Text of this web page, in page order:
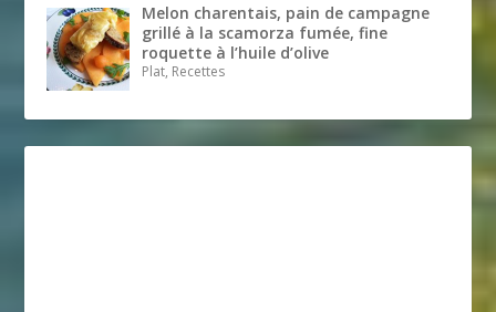
Melon charentais, pain de campagne
grillé à la scamorza fumée, fine
roquette à l’huile d’olive
Plat, Recettes